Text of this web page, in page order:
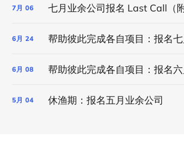
7月 06
6月 24
6月 08
5月 04 休渔期：报名五月业余公司